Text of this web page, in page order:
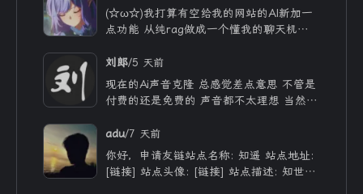
(☆ω☆)我打算有空给我的网站的AI新加一
点功能 从纯rag做成一个懂我的聊天机器
可以薅免费额度的API 还有DeepSeek的低
价API 太爽啦
刘郎/5 天前
现在的Ai声音克隆 总感觉差点意思 不管是
付费的还是免费的 声音都不太理想 当然
adu/7 天前
你好，申请友链站点名称: 知遥 站点地址:
[链接] 站点头像: [链接] 站点描述: 知世故